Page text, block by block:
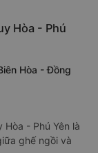
Hòa - Phú
Hòa - Đồng
- Phú Yên là
ghế ngồi và